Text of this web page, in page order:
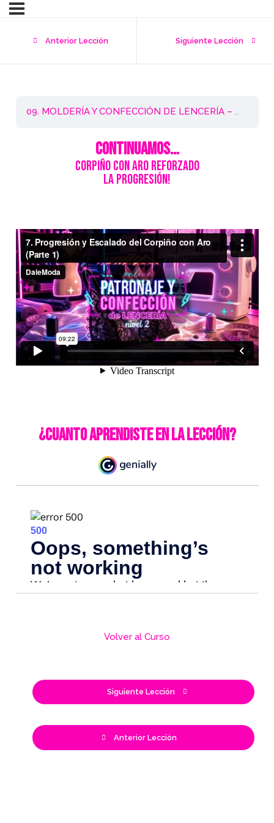
Anterior Lección Siguiente Lección
09. MOLDERÍA Y CONFECCIÓN DE LENCERÍA – Nivel 3
CONTINUAMOS…
Corpiño con Aro Reforzado
La Progresión!
¿CUANTO APRENDISTE EN LA LECCIÓN?
Anterior Lección
Volver al Curso
Siguiente Lección